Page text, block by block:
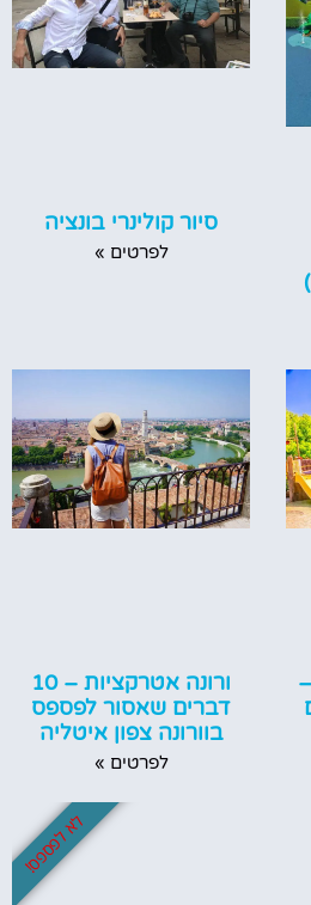
סיור קולינרי בונציה
לפרטים »
Cavour Water Park –
ורונה אטרקציות – 10
דברים שאסור לפספס
בוורונה צפון איטליה
לפרטים »
לא לפספס!